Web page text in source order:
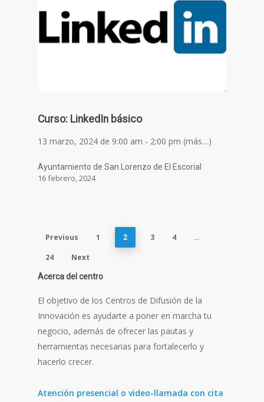
Curso: LinkedIn básico
13 marzo, 2024 de 9:00 am - 2:00 pm (más…)
Ayuntamiento de San Lorenzo de El Escorial
16 febrero, 2024
Previous 1 2 3 4 …
24 Next
Acerca del centro
El objetivo de los Centros de Difusión de la
Innovación es ayudarte a poner en marcha tu
negocio, además de ofrecer las pautas y
herramientas necesarias para fortalecerlo y
hacerlo crecer.
Atención presencial o video-llamada con cita